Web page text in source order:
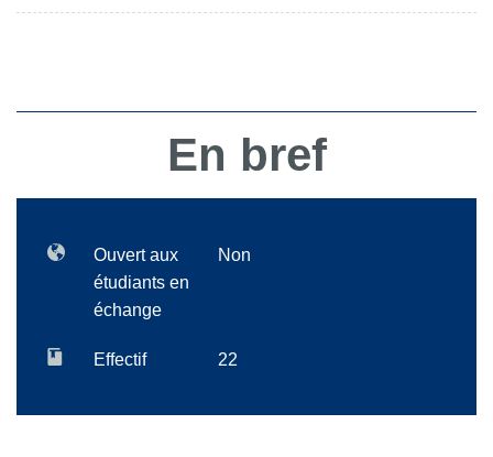
En bref
Ouvert aux
étudiants en
échange
Non
Effectif 22